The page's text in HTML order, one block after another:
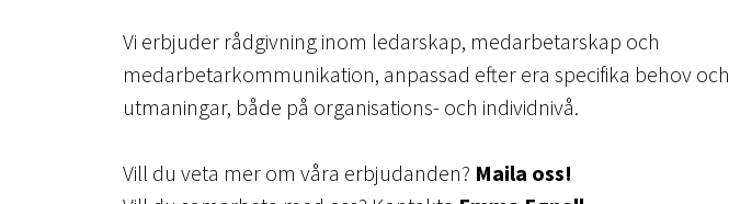
Vi erbjuder rådgivning inom ledarskap, medarbetarskap och
medarbetarkommunikation, anpassad efter era specifika behov och
utmaningar, både på organisations- och individnivå.
Vill du veta mer om våra erbjudanden? Maila oss!